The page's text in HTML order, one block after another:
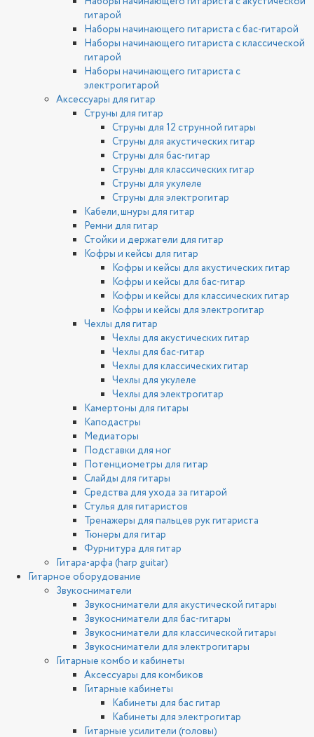
гитарой
Наборы начинающего гитариста с бас-гитарой
Наборы начинающего гитариста с классической
гитарой
Наборы начинающего гитариста с
электрогитарой
Аксессуары для гитар
Струны для гитар
Струны для 12 струнной гитары
Струны для акустических гитар
Струны для бас-гитар
Струны для классических гитар
Струны для укулеле
Струны для электрогитар
Кабели, шнуры для гитар
Ремни для гитар
Стойки и держатели для гитар
Кофры и кейсы для гитар
Кофры и кейсы для акустических гитар
Кофры и кейсы для бас-гитар
Кофры и кейсы для классических гитар
Кофры и кейсы для электрогитар
Чехлы для гитар
Чехлы для акустических гитар
Чехлы для бас-гитар
Чехлы для классических гитар
Чехлы для укулеле
Чехлы для электрогитар
Камертоны для гитары
Каподастры
Медиаторы
Подставки для ног
Потенциометры для гитар
Слайды для гитары
Средства для ухода за гитарой
Стулья для гитаристов
Тренажеры для пальцев рук гитариста
Тюнеры для гитар
Фурнитура для гитар
Гитара-арфа (harp guitar)
Гитарное оборудование
Звукосниматели
Звукосниматели для акустической гитары
Звукосниматели для бас-гитары
Звукосниматели для классической гитары
Звукосниматели для электрогитары
Гитарные комбо и кабинеты
Аксессуары для комбиков
Гитарные кабинеты
Кабинеты для бас гитар
Кабинеты для электрогитар
Гитарные усилители (головы)